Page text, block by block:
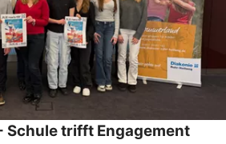
Schule trifft Engagement